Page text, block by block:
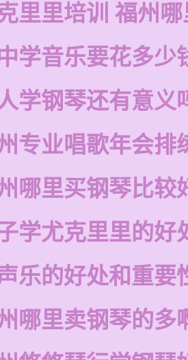
里里培训 福州
学音乐要花多少
学钢琴还有意义
专业唱歌年会排
哪里买钢琴比较
学尤克里里的好
乐的好处和重要
哪里卖钢琴的多